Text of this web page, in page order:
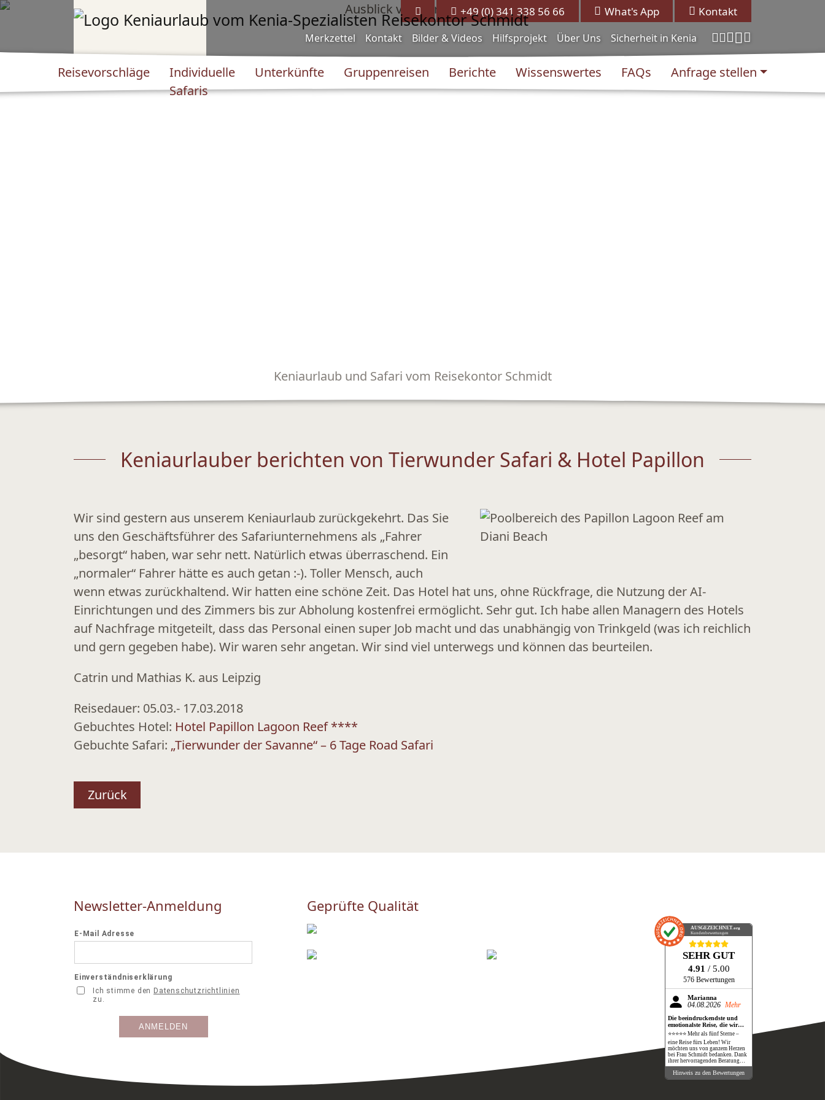
+49 (0) 341 338 56 66 What's App Kontakt
Reisevorschläge
Individuelle
Safaris
Unterkünfte Gruppenreisen Berichte Wissenswertes FAQs Anfrage stellen
Merkzettel Kontakt Bilder & Videos Hilfsprojekt Über Uns Sicherheit in Kenia
Keniaurlaub und Safari vom Reisekontor Schmidt
Keniaurlauber berichten von Tierwunder Safari & Hotel Papillon
Wir sind gestern aus unserem Keniaurlaub zurückgekehrt. Das Sie
uns den Geschäftsführer des Safariunternehmens als „Fahrer
„besorgt“ haben, war sehr nett. Natürlich etwas überraschend. Ein
„normaler“ Fahrer hätte es auch getan :-). Toller Mensch, auch
wenn etwas zurückhaltend. Wir hatten eine schöne Zeit. Das Hotel hat uns, ohne Rückfrage, die Nutzung der AI-
Einrichtungen und des Zimmers bis zur Abholung kostenfrei ermöglicht. Sehr gut. Ich habe allen Managern des Hotels
auf Nachfrage mitgeteilt, dass das Personal einen super Job macht und das unabhängig von Trinkgeld (was ich reichlich
und gern gegeben habe). Wir waren sehr angetan. Wir sind viel unterwegs und können das beurteilen.
Catrin und Mathias K. aus Leipzig
Reisedauer: 05.03.- 17.03.2018
Gebuchtes Hotel: Hotel Papillon Lagoon Reef ****
Gebuchte Safari: „Tierwunder der Savanne“ – 6 Tage Road Safari
Zurück
Newsletter-Anmeldung Geprüfte Qualität
AUSGEZEICHNET.org
Kundenbewertungen
SEHR GUT
4.91 / 5.00
576 Bewertungen
Marianna
04.08.2026 Mehr
Die beeindruckendste und
emotionalste Reise, die wir
bisher gemacht haben!
⭐⭐⭐⭐⭐ Mehr als fünf Sterne –
eine Reise fürs Leben! Wir
möchten uns von ganzem Herzen
bei Frau Schmidt bedanken. Dank
ihrer hervorragenden Beratung
und perfekten Organisation
durften wir eine Reise erleben, die
unsere Erwartungen in jeder
Hinweis zu den Bewertungen